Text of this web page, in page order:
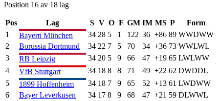
Position 16 av 18 lag
Pos Lag S V O F GM IM MS P
Form
1
Bayern München 34 28 5 1 122 36 +86 89 WWDWW
2
Borussia Dortmund 34 22 7 5 70 34 +36 73 WWLWL
3
RB Leipzig 34 20 5 9 66 47 +19 65 LWLWW
4
VfB Stuttgart 34 18 8 8 71 49 +22 62 DWDDL
5
1899 Hoffenheim 34 18 7 9 65 52 +13 61 LWDWW
6
Bayer Leverkusen 34 17 8 9 68 47 +21 59 DLWWL